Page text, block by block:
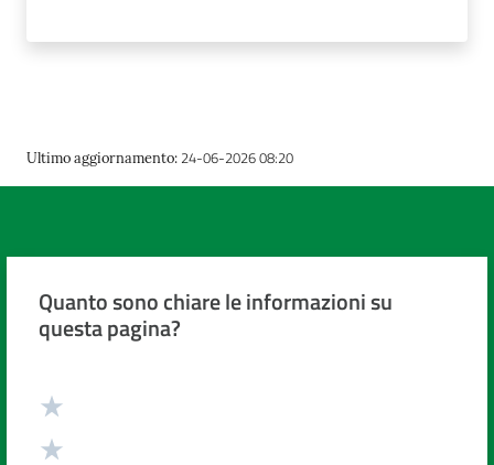
Ultimo aggiornamento: 24-06-2026 08:20
Quanto sono chiare le informazioni su
questa pagina?